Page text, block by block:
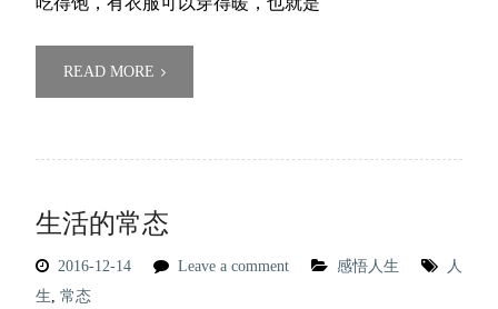
READ MORE
生活的常态
2016-12-14 Leave a comment 感悟人生
人
生, 常态